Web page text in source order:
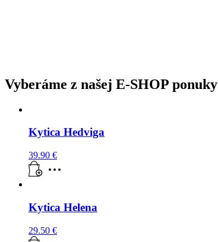
Vyberáme z našej E-SHOP ponuky
Kytica Hedviga
39.90 €
Kytica Helena
29.50 €